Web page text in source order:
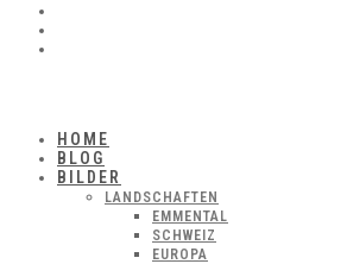
HOME
BLOG
BILDER
LANDSCHAFTEN
EMMENTAL
SCHWEIZ
EUROPA